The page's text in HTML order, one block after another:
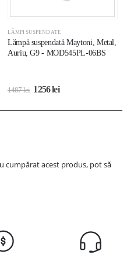
LĂMPI SUSPENDATE
Lămpă suspendată Maytoni, Metal,
Auriu, G9 - MOD545PL-06BS
1487lei 1256lei
cumpărat acest produs, pot să